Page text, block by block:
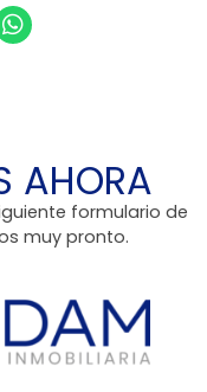
AHORA
formulario de
muy pronto.